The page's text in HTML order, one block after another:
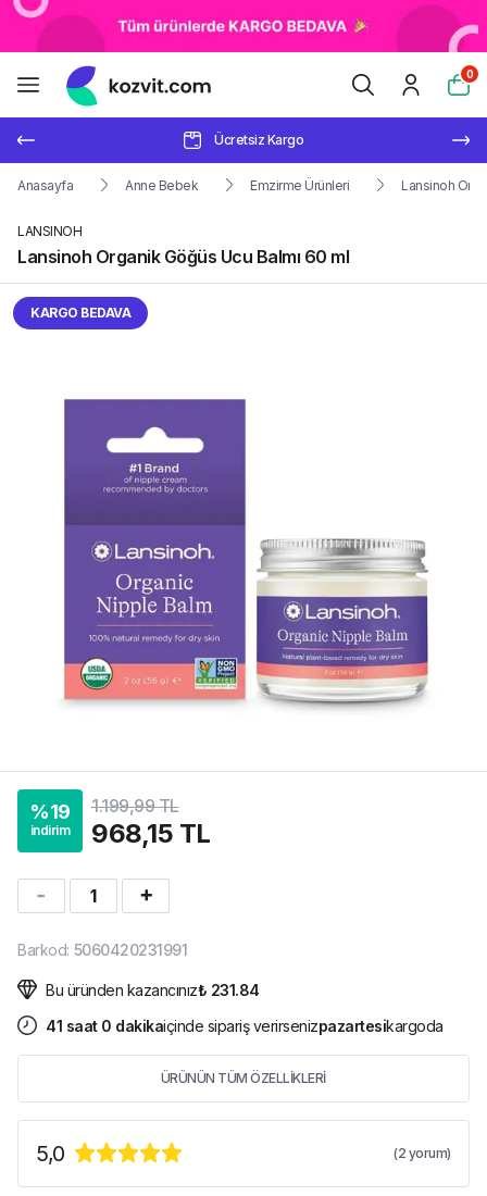
0
Ücretsiz Kargo
Anasayfa Anne Bebek Emzirme Ürünleri Lansinoh
LANSINOH
Lansinoh Organik Göğüs Ucu Balmı 60 ml
KARGO BEDAVA
%19
indirim
1.199,99 TL
968,15 TL
1
Barkod: 5060420231991
Bu üründen kazancınız₺ 231.84
41 saat 0 dakikaiçinde sipariş verirsenizpazartesikargoda
ÜRÜNÜN TÜM ÖZELLİKLERİ
5,0 (2 yorum)